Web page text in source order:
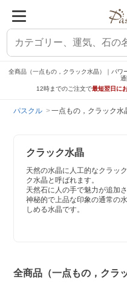
全商品（一点もの，クラック水晶）｜パワ
12時までのご注文で最短翌日に
パスクル 一点もの，クラック水
クラック水晶
天然の水晶に人工的なクラッ
ク水晶と呼ばれます。
天然石に人の手で魅力が追加
神秘的で上品な印象の通常の
しめる水晶です。
全商品（一点もの，クラ